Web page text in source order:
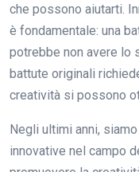
che possono aiutarti.
è fondamentale: una
potrebbe non avere lo
battute originali
creatività si possono
Negli ultimi anni,
innovative nel campo